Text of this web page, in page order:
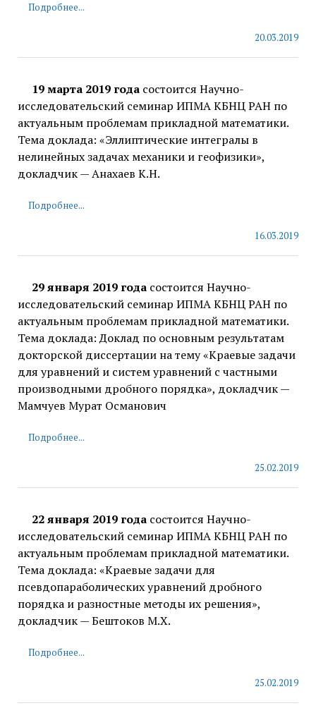
Подробнее...
20.03.2019
19 марта 2019 годасостоится Научно-
исследовательский семинар ИПМА КБНЦ РАН по
актуальным проблемам прикладной математики.
Тема доклада: «Эллиптические интегралы в
нелинейных задачах механики и геофизики»,
докладчик — Анахаев К.Н.
Подробнее...
16.03.2019
29 января 2019 годасостоится Научно-
исследовательский семинар ИПМА КБНЦ РАН по
актуальным проблемам прикладной математики.
Тема доклада: Доклад по основным результатам
докторской диссертации на тему «Краевые задачи
для уравнений и систем уравнений с частными
производными дробного порядка», докладчик —
Мамчуев Мурат Османович
Подробнее...
25.02.2019
22 января 2019 годасостоится Научно-
исследовательский семинар ИПМА КБНЦ РАН по
актуальным проблемам прикладной математики.
Тема доклада: «Краевые задачи для
псевдопараболических уравнений дробного
порядка и разностные методы их решения»,
докладчик — Бештоков М.Х.
Подробнее...
25.02.2019